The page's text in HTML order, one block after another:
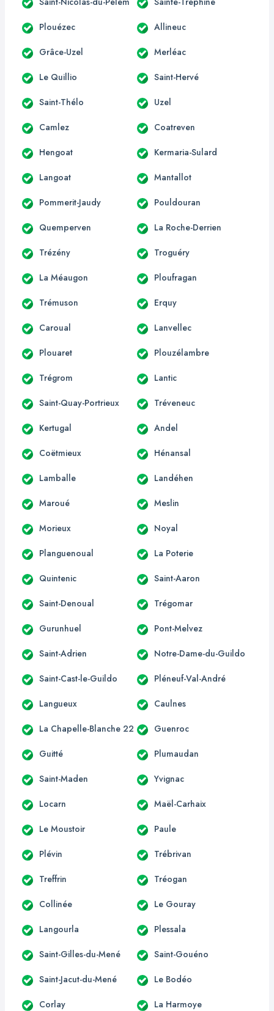
Plouézec Allineuc
Grâce-Uzel Merléac
Le Quillio Saint-Hervé
Saint-Thélo Uzel
Camlez Coatreven
Hengoat Kermaria-Sulard
Langoat Mantallot
Pommerit-Jaudy Pouldouran
Quemperven La Roche-Derrien
Trézény Troguéry
La Méaugon Ploufragan
Trémuson Erquy
Caroual Lanvellec
Plouaret Plouzélambre
Trégrom Lantic
Saint-Quay-Portrieux Tréveneuc
Kertugal Andel
Coëtmieux Hénansal
Lamballe Landéhen
Maroué Meslin
Morieux Noyal
Planguenoual La Poterie
Quintenic Saint-Aaron
Saint-Denoual Trégomar
Gurunhuel Pont-Melvez
Saint-Adrien Notre-Dame-du-Guildo
Saint-Cast-le-Guildo Pléneuf-Val-André
Langueux Caulnes
La Chapelle-Blanche 22 Guenroc
Guitté Plumaudan
Saint-Maden Yvignac
Locarn Maël-Carhaix
Le Moustoir Paule
Plévin Trébrivan
Treffrin Tréogan
Collinée Le Gouray
Langourla Plessala
Saint-Gilles-du-Mené Saint-Gouéno
Saint-Jacut-du-Mené Le Bodéo
Corlay La Harmoye